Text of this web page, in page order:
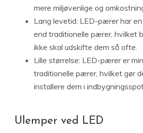
mere miljøvenlige og
Lang levetid: LED-pærer har
end traditionelle pærer, hvilket
ikke skal udskifte dem så ofte.
Lille størrelse: LED-pærer er
traditionelle pærer, hvilket gør
installere dem i
Ulemper ved LED